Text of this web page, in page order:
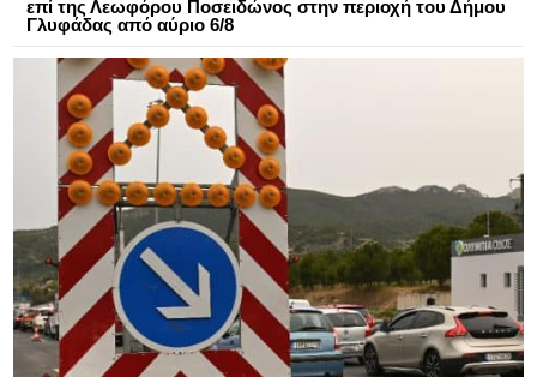
επί της Λεωφόρου Ποσειδώνος στην περιοχή του Δήμου
Γλυφάδας από αύριο 6/8